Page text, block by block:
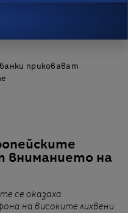
приковават
вниманието на
се оказаха
на високите лихвени